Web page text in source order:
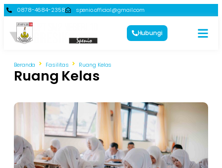
0878-4684-2358 spenio.official@gmail.com
Hubungi
Beranda Fasilitas Ruang Kelas
Ruang Kelas